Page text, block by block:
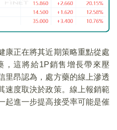
康正在將其近期策略重點從處
，這將給1P銷售增長帶來壓
里昂認為，處方藥的線上滲透
速度取決於政策。線上報銷範
起進一步提高接受率可能是催